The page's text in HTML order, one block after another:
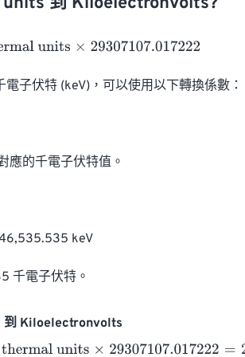
×29307107.017222
子伏特 (keV)，可以使用以下轉換係數：
應的千電子伏特值。
keV
千電子伏特。
到 Kiloelectronvolts
units×29307107.017222=